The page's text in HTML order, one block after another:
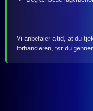
Vi anbefaler altid, at du
forhandleren, før du